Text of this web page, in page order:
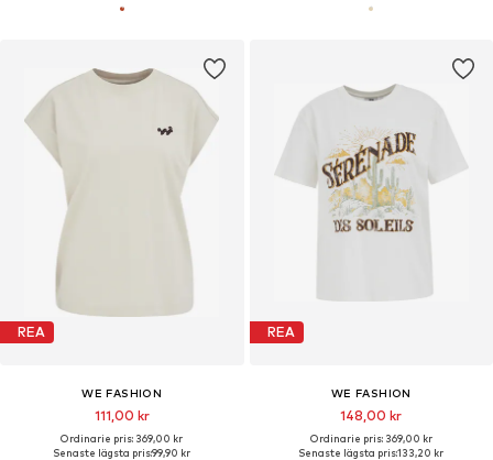
REA
WE FASHION
111,00 kr
Ordinarie pris: 369,00 kr
Senaste lägsta pris:99,90 kr
REA
WE FASHION
148,00 kr
Ordinarie pris: 369,00 kr
Senaste lägsta pris:133,20 kr